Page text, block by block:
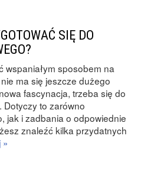
SIĘ DO
wspaniałym sposobem na
ma się jeszcze dużego
fascynacja, trzeba się do
to zarówno
jak i zadbania o odpowiednie
znaleźć kilka przydatnych